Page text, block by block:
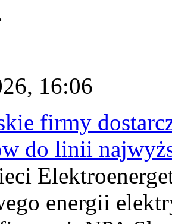
16:06
firmy
do linii
energii